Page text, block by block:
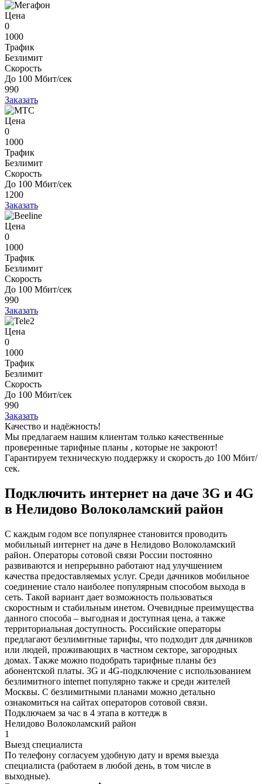
Цена
0
1000
Трафик
Безлимит
Скорость
До 100 Мбит/сек
990
Заказать
Цена
0
1000
Трафик
Безлимит
Скорость
До 100 Мбит/сек
1200
Заказать
Цена
0
1000
Трафик
Безлимит
Скорость
До 100 Мбит/сек
990
Заказать
Цена
0
1000
Трафик
Безлимит
Скорость
До 100 Мбит/сек
990
Заказать
Качество и надёжность!
Мы предлагаем нашим клиентам только качественные
проверенные тарифные планы , которые не закроют!
Гарантируем техническую поддержку и скорость до 100 Мбит/
сек.
Подключить интернет на даче 3G и 4G
в Нелидово Волоколамский район
С каждым годом все популярнее становится проводить
мобильный интернет на даче в Нелидово Волоколамский
район. Операторы сотовой связи России постоянно
развиваются и непрерывно работают над улучшением
качества предоставляемых услуг. Среди дачников мобильное
соединение стало наиболее популярным способом выхода в
сеть. Такой вариант дает возможность пользоваться
скоростным и стабильным инетом. Очевидные преимущества
данного способа – выгодная и доступная цена, а также
территориальная доступность. Российские операторы
предлагают безлимитные тарифы, что подходит для дачников
или людей, проживающих в частном секторе, загородных
домах. Также можно подобрать тарифные планы без
абонентской платы. 3G и 4G-подключение с использованием
безлимитного internet популярно также и среди жителей
Москвы. С безлимитными планами можно детально
ознакомиться на сайтах операторов сотовой связи.
Подключаем за час в 4 этапа в коттедж в
Нелидово Волоколамский район
1
Выезд специалиста
По телефону согласуем удобную дату и время выезда
специалиста (работаем в любой день, в том числе в
выходные).